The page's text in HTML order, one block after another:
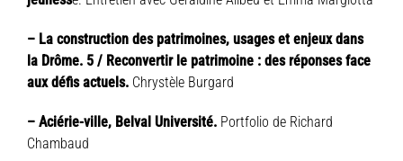
– La construction des patrimoines, usages et enjeux dans
la Drôme. 5 / Reconvertir le patrimoine : des réponses face
aux défis actuels.Chrystèle Burgard
– Aciérie-ville, Belval Université.Portfolio de Richard
Chambaud